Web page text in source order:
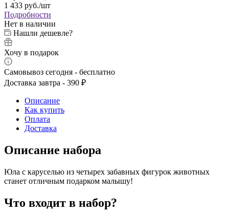
1 433 руб./шт
Подробности
Нет в наличии
Нашли дешевле?
Хочу в подарок
Самовывоз сегодня - бесплатно
Доставка завтра - 390 ₽
Описание
Как купить
Оплата
Доставка
Описание набора
Юла с каруселью из четырех забавных фигурок животных
станет отличным подарком малышу!
Что входит в набор?